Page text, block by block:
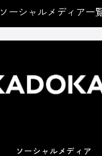
ソーシャルメディア一
ソーシャルメディア